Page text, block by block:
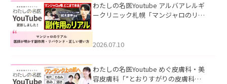
わたしの名医Youtube アルバアレルギ
ークリニック札幌「マンジャロのリア
た。
2026.07.10
わたしの名医Youtube めぐ皮膚科・美
容皮膚科「”とおりすがりの皮膚科